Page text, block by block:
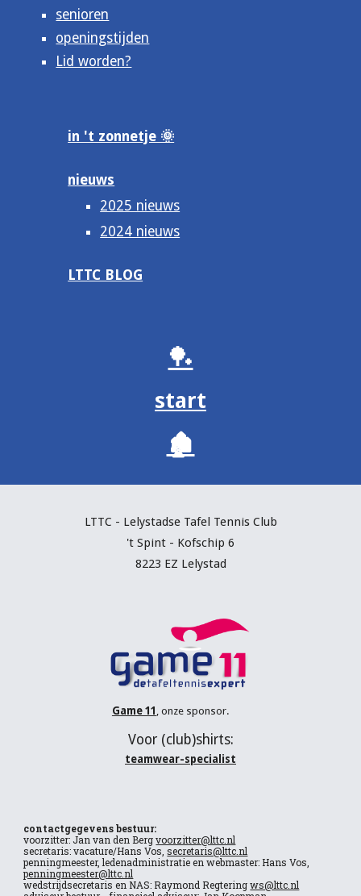
senioren
openingstijden
Lid worden?
in 't zonnetje 🌞
nieuws
2025 nieuws
2024 nieuws
LTTC BLOG
🏓
start
🏚️
LTTC - Lelystadse Tafel Tennis Club
't Spint - Kofschip 6
8223 EZ Lelystad
Game 11 , onze sponsor.
Voor (club)shirts:
teamwear-specialist
contactgegevens bestuur:
voorzitter: Jan van den Bergvoorzitter@lttc.nl
secretaris: vacature/Hans Vos,secretaris@lttc.nl
penningmeester, ledenadministratie en webmaster: Hans Vos,
penningmeester@lttc.nl
wedstrijdsecretaris en NAS: Raymond Regteringws@lttc.nl